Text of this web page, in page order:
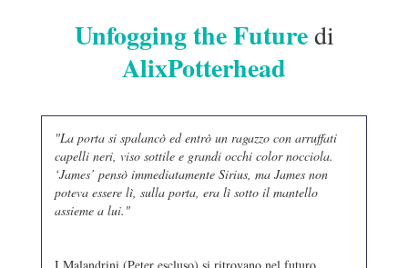
Unfogging the Futuredi
AlixPotterhead
"La porta si spalancò ed entrò un ragazzo con arruffati
capelli neri, viso sottile e grandi occhi color nocciola.
‘James’ pensò immediatamente Sirius, ma James non
poteva essere lì, sulla porta, era lì sotto il mantello
assieme a lui."